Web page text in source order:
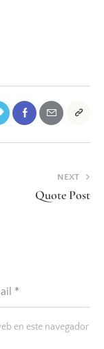
NEXT
Quote Post
en este navegador